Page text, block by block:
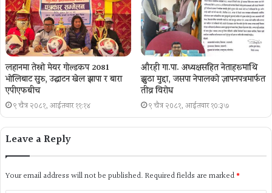
लहानमा तेस्रो मेयर गोल्डकप 2081
भोलिबाट सुरु, उद्घाटन खेल झापा र बारा
एपीएफबीच
९ चैत्र २०८१, आईतवार ११:१४
औरही गा.पा. अध्यक्षसहित नेताहरूमाथि
झुठा मुद्दा, जसपा नेपालको ज्ञापनपत्रमार्फत
तीव्र विरोध
९ चैत्र २०८१, आईतवार १०:३७
Leave a Reply
Your email address will not be published. Required fields are marked*